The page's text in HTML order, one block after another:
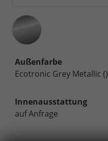
Außenfarbe
Ecotronic Grey Metallic ()
Innenausstattung
auf Anfrage